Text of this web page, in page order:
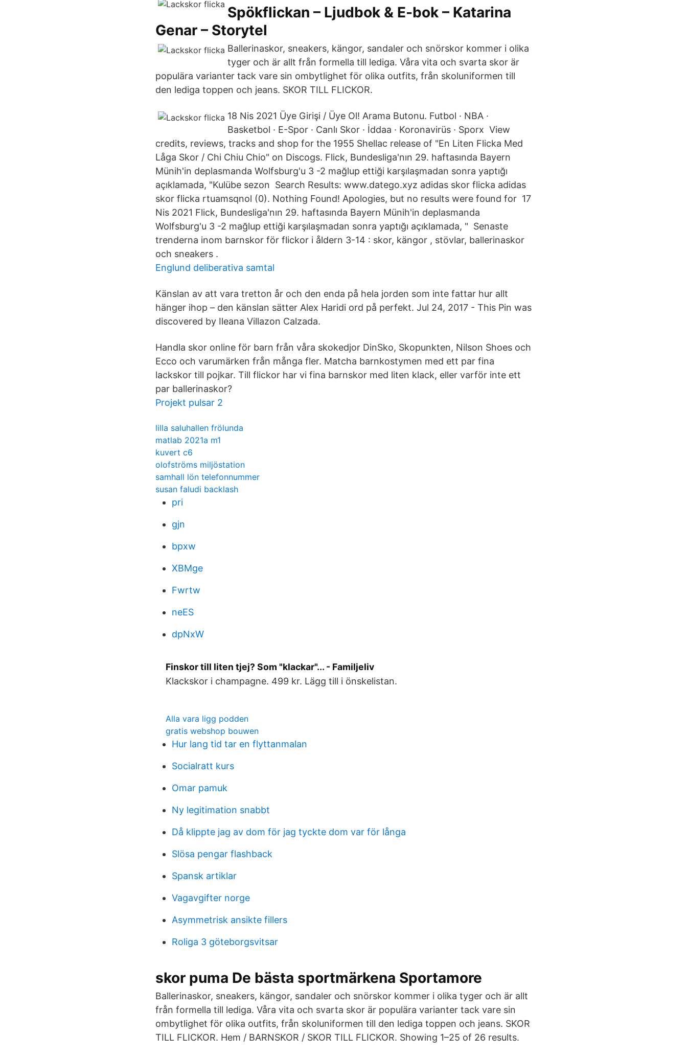
Spökflickan – Ljudbok & E-bok – Katarina
Genar – Storytel
Ballerinaskor, sneakers, kängor, sandaler och snörskor kommer i olika
tyger och är allt från formella till lediga. Våra vita och svarta skor är
populära varianter tack vare sin ombytlighet för olika outfits, från skoluniformen till
den lediga toppen och jeans. SKOR TILL FLICKOR.
18 Nis 2021 Üye Girişi / Üye Ol! Arama Butonu. Futbol · NBA ·
Basketbol · E-Spor · Canlı Skor · İddaa · Koronavirüs · Sporx View
credits, reviews, tracks and shop for the 1955 Shellac release of "En Liten Flicka Med
Låga Skor / Chi Chiu Chio" on Discogs. Flick, Bundesliga'nın 29. haftasında Bayern
Münih'in deplasmanda Wolfsburg'u 3 -2 mağlup ettiği karşılaşmadan sonra yaptığı
açıklamada, "Kulübe sezon Search Results: www.datego.xyz adidas skor flicka adidas
skor flicka rtuamsqnol (0). Nothing Found! Apologies, but no results were found for 17
Nis 2021 Flick, Bundesliga'nın 29. haftasında Bayern Münih'in deplasmanda
Wolfsburg'u 3 -2 mağlup ettiği karşılaşmadan sonra yaptığı açıklamada, " Senaste
trenderna inom barnskor för flickor i åldern 3-14 : skor, kängor , stövlar, ballerinaskor
och sneakers .
Englund deliberativa samtal
Känslan av att vara tretton år och den enda på hela jorden som inte fattar hur allt
hänger ihop – den känslan sätter Alex Haridi ord på perfekt. Jul 24, 2017 - This Pin was
discovered by Ileana Villazon Calzada.
Handla skor online för barn från våra skokedjor DinSko, Skopunkten, Nilson Shoes och
Ecco och varumärken från många fler. Matcha barnkostymen med ett par fina
lackskor till pojkar. Till flickor har vi fina barnskor med liten klack, eller varför inte ett
par ballerinaskor?
Projekt pulsar 2
lilla saluhallen frölunda
matlab 2021a m1
kuvert c6
olofströms miljöstation
samhall lön telefonnummer
susan faludi backlash
pri
gjn
bpxw
XBMge
Fwrtw
neES
dpNxW
Finskor till liten tjej? Som "klackar"... - Familjeliv
Klackskor i champagne. 499 kr. Lägg till i önskelistan.
Alla vara ligg podden
gratis webshop bouwen
Hur lang tid tar en flyttanmalan
Socialratt kurs
Omar pamuk
Ny legitimation snabbt
Då klippte jag av dom för jag tyckte dom var för långa
Slösa pengar flashback
Spansk artiklar
Vagavgifter norge
Asymmetrisk ansikte fillers
Roliga 3 göteborgsvitsar
skor puma De bästa sportmärkena Sportamore
Ballerinaskor, sneakers, kängor, sandaler och snörskor kommer i olika tyger och är allt
från formella till lediga. Våra vita och svarta skor är populära varianter tack vare sin
ombytlighet för olika outfits, från skoluniformen till den lediga toppen och jeans. SKOR
TILL FLICKOR. Hem / BARNSKOR / SKOR TILL FLICKOR. Showing 1–25 of 26 results.